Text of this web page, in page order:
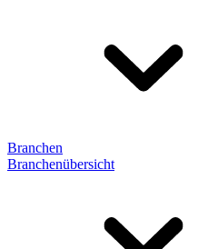
Branchen
Branchenübersicht